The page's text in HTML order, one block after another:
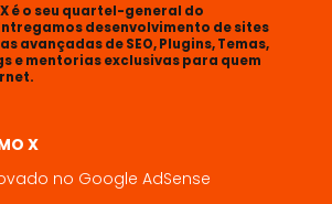
é o seu quartel-general do
desenvolvimento de sites
avançadas de SEO, Plugins, Temas,
e mentorias exclusivas para quem
X
no Google AdSense